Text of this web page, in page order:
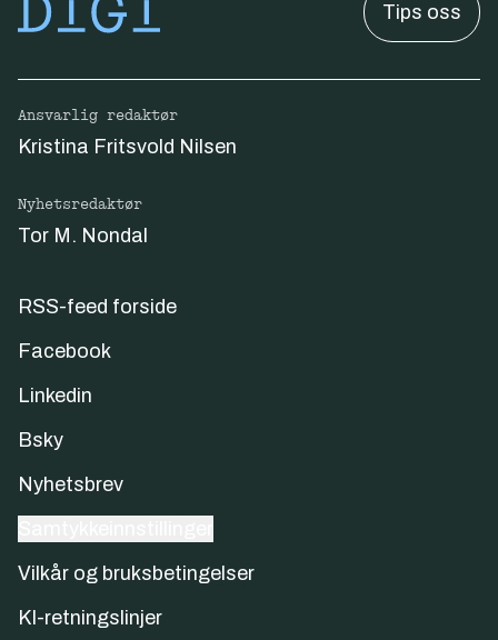
Tips oss
Ansvarlig redaktør
Kristina Fritsvold Nilsen
Nyhetsredaktør
Tor M. Nondal
RSS-feed forside
Facebook
Linkedin
Bsky
Nyhetsbrev
Vilkår og bruksbetingelser
KI-retningslinjer